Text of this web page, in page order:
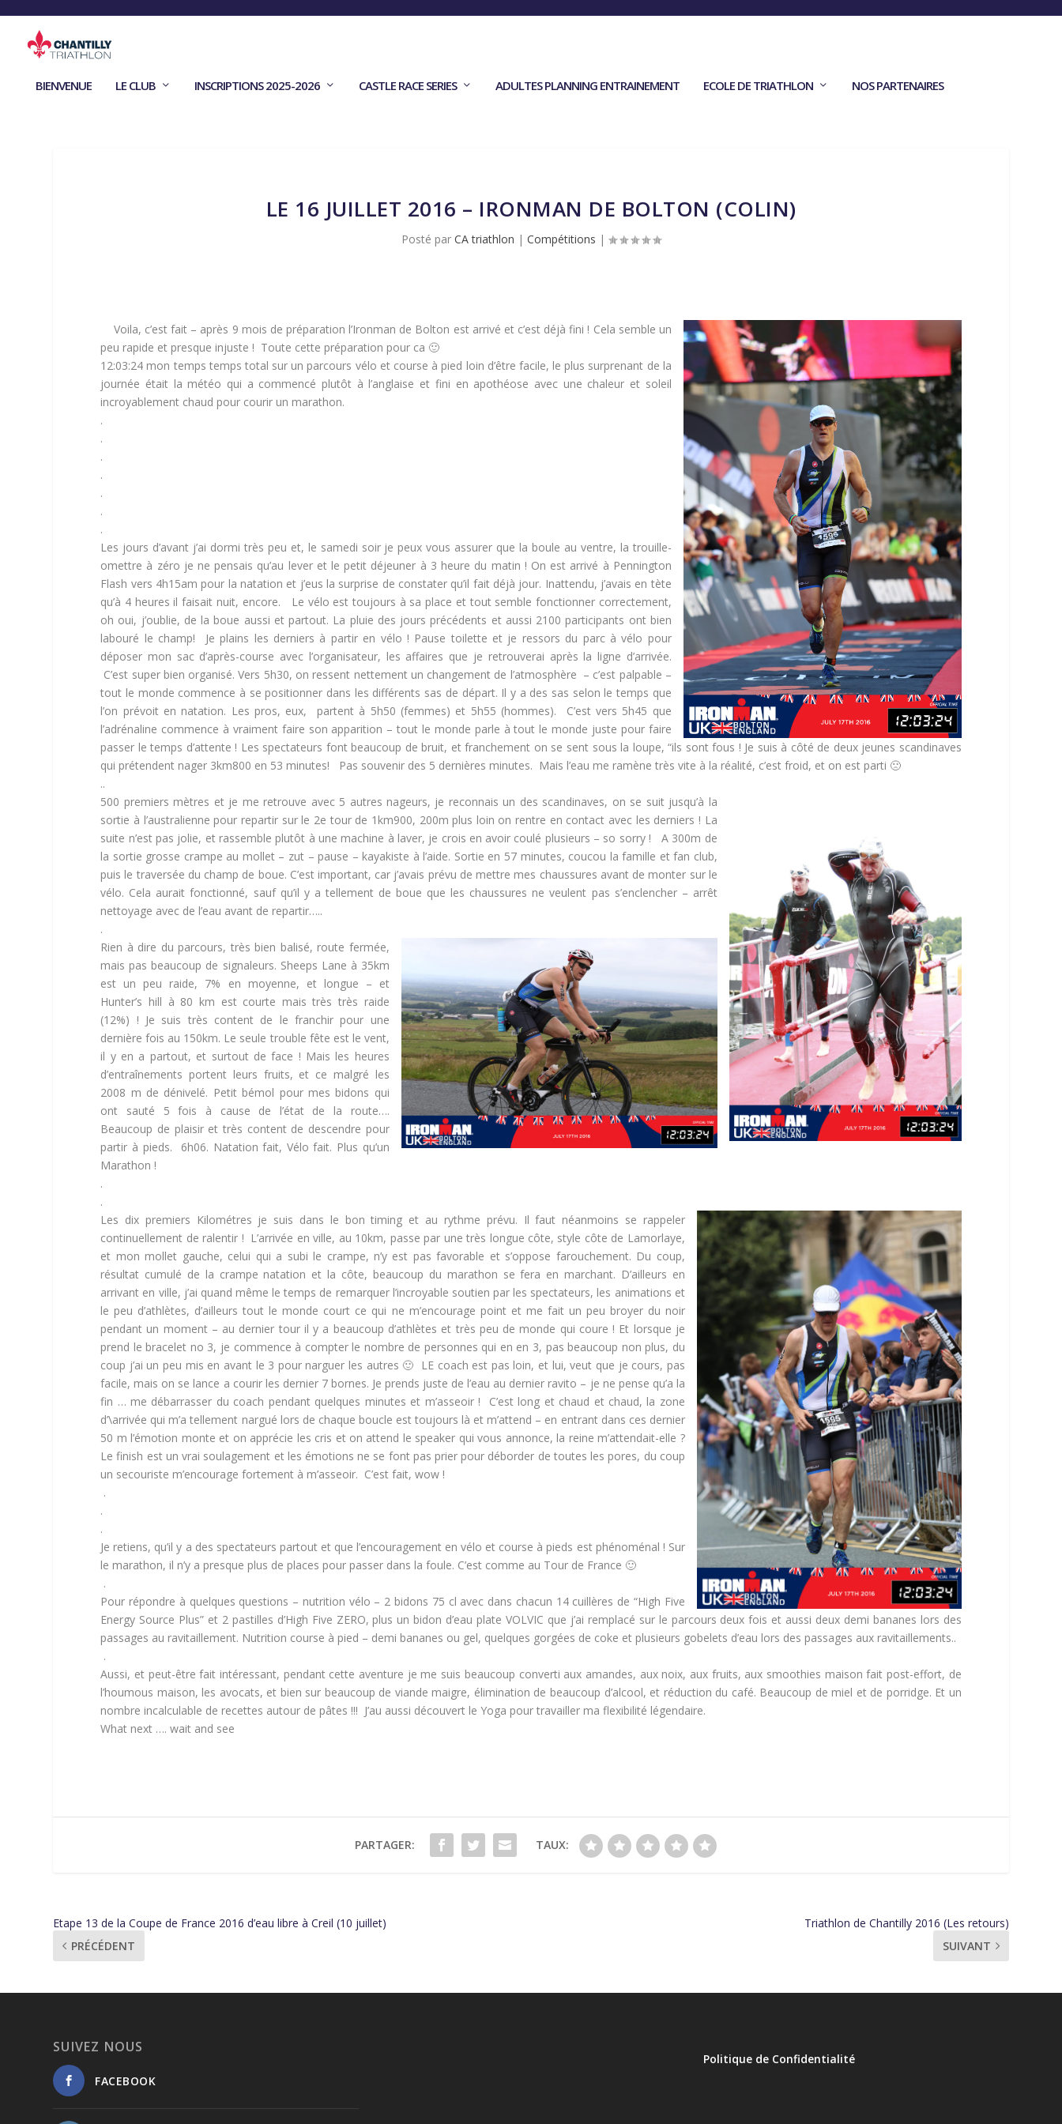
BIENVENUE LE CLUB INSCRIPTIONS 2025-2026 CASTLE RACE SERIES ADULTES PLANNING ENTRAINEMENT ECOLE DE TRIATHLON NOS PARTENAIRES
LE 16 JUILLET 2016 – IRONMAN DE BOLTON (COLIN)
Posté par CA triathlon | Compétitions |
Voila, c’est fait – après 9 mois de préparation l’Ironman de Bolton est arrivé et c’est déjà fini ! Cela semble un
peu rapide et presque injuste ! Toute cette préparation pour ca 🙂
12:03:24 mon temps temps total sur un parcours vélo et course à pied loin d’être facile, le plus surprenant de la
journée était la météo qui a commencé plutôt à l’anglaise et fini en apothéose avec une chaleur et soleil
incroyablement chaud pour courir un marathon.
.
.
.
.
.
.
.
Les jours d’avant j’ai dormi très peu et, le samedi soir je peux vous assurer que la boule au ventre, la trouille-
omettre à zéro je ne pensais qu’au lever et le petit déjeuner à 3 heure du matin ! On est arrivé à Pennington
Flash vers 4h15am pour la natation et j’eus la surprise de constater qu’il fait déjà jour. Inattendu, j’avais en tète
qu’à 4 heures il faisait nuit, encore. Le vélo est toujours à sa place et tout semble fonctionner correctement,
oh oui, j’oublie, de la boue aussi et partout. La pluie des jours précédents et aussi 2100 participants ont bien
labouré le champ! Je plains les derniers à partir en vélo ! Pause toilette et je ressors du parc à vélo pour
déposer mon sac d’après-course avec l’organisateur, les affaires que je retrouverai après la ligne d’arrivée.
C’est super bien organisé. Vers 5h30, on ressent nettement un changement de l’atmosphère – c’est palpable –
tout le monde commence à se positionner dans les différents sas de départ. Il y a des sas selon le temps que
l’on prévoit en natation. Les pros, eux, partent à 5h50 (femmes) et 5h55 (hommes). C’est vers 5h45 que
l’adrénaline commence à vraiment faire son apparition – tout le monde parle à tout le monde juste pour faire
passer le temps d’attente ! Les spectateurs font beaucoup de bruit, et franchement on se sent sous la loupe, “ils sont fous ! Je suis à côté de deux jeunes scandinaves
qui prétendent nager 3km800 en 53 minutes! Pas souvenir des 5 dernières minutes. Mais l’eau me ramène très vite à la réalité, c’est froid, et on est parti 🙁
..
500 premiers mètres et je me retrouve avec 5 autres nageurs, je reconnais un des scandinaves, on se suit jusqu’à la
sortie à l’australienne pour repartir sur le 2e tour de 1km900, 200m plus loin on rentre en contact avec les derniers ! La
suite n’est pas jolie, et rassemble plutôt à une machine à laver, je crois en avoir coulé plusieurs – so sorry ! A 300m de
la sortie grosse crampe au mollet – zut – pause – kayakiste à l’aide. Sortie en 57 minutes, coucou la famille et fan club,
puis le traversée du champ de boue. C’est important, car j’avais prévu de mettre mes chaussures avant de monter sur le
vélo. Cela aurait fonctionné, sauf qu’il y a tellement de boue que les chaussures ne veulent pas s’enclencher – arrêt
nettoyage avec de l’eau avant de repartir…..
.
Rien à dire du parcours, très bien balisé, route fermée,
mais pas beaucoup de signaleurs. Sheeps Lane à 35km
est un peu raide, 7% en moyenne, et longue – et
Hunter’s hill à 80 km est courte mais très très raide
(12%) ! Je suis très content de le franchir pour une
dernière fois au 150km. Le seule trouble fête est le vent,
il y en a partout, et surtout de face ! Mais les heures
d’entraînements portent leurs fruits, et ce malgré les
2008 m de dénivelé. Petit bémol pour mes bidons qui
ont sauté 5 fois à cause de l’état de la route….
Beaucoup de plaisir et très content de descendre pour
partir à pieds. 6h06. Natation fait, Vélo fait. Plus qu’un
Marathon !
.
.
Les dix premiers Kilométres je suis dans le bon timing et au rythme prévu. Il faut néanmoins se rappeler
continuellement de ralentir ! L’arrivée en ville, au 10km, passe par une très longue côte, style côte de Lamorlaye,
et mon mollet gauche, celui qui a subi le crampe, n’y est pas favorable et s’oppose farouchement. Du coup,
résultat cumulé de la crampe natation et la côte, beaucoup du marathon se fera en marchant. D’ailleurs en
arrivant en ville, j’ai quand même le temps de remarquer l’incroyable soutien par les spectateurs, les animations et
le peu d’athlètes, d’ailleurs tout le monde court ce qui ne m’encourage point et me fait un peu broyer du noir
pendant un moment – au dernier tour il y a beaucoup d’athlètes et très peu de monde qui coure ! Et lorsque je
prend le bracelet no 3, je commence à compter le nombre de personnes qui en en 3, pas beaucoup non plus, du
coup j’ai un peu mis en avant le 3 pour narguer les autres 🙂 LE coach est pas loin, et lui, veut que je cours, pas
facile, mais on se lance a courir les dernier 7 bornes. Je prends juste de l’eau au dernier ravito – je ne pense qu’a la
fin … me débarrasser du coach pendant quelques minutes et m’asseoir ! C’est long et chaud et chaud, la zone
d’\arrivée qui m’a tellement nargué lors de chaque boucle est toujours là et m’attend – en entrant dans ces dernier
50 m l’émotion monte et on apprécie les cris et on attend le speaker qui vous annonce, la reine m’attendait-elle ?
Le finish est un vrai soulagement et les émotions ne se font pas prier pour déborder de toutes les pores, du coup
un secouriste m’encourage fortement à m’asseoir. C’est fait, wow !
.
.
.
Je retiens, qu’il y a des spectateurs partout et que l’encouragement en vélo et course à pieds est phénoménal ! Sur
le marathon, il n’y a presque plus de places pour passer dans la foule. C’est comme au Tour de France 🙂
.
Pour répondre à quelques questions – nutrition vélo – 2 bidons 75 cl avec dans chacun 14 cuillères de “High Five
Energy Source Plus” et 2 pastilles d’High Five ZERO, plus un bidon d’eau plate VOLVIC que j’ai remplacé sur le parcours deux fois et aussi deux demi bananes lors des
passages au ravitaillement. Nutrition course à pied – demi bananes ou gel, quelques gorgées de coke et plusieurs gobelets d’eau lors des passages aux ravitaillements..
.
Aussi, et peut-être fait intéressant, pendant cette aventure je me suis beaucoup converti aux amandes, aux noix, aux fruits, aux smoothies maison fait post-effort, de
l’houmous maison, les avocats, et bien sur beaucoup de viande maigre, élimination de beaucoup d’alcool, et réduction du café. Beaucoup de miel et de porridge. Et un
nombre incalculable de recettes autour de pâtes !!! J’au aussi découvert le Yoga pour travailler ma flexibilité légendaire.
What next …. wait and see
PARTAGER: TAUX:
Etape 13 de la Coupe de France 2016 d’eau libre à Creil (10 juillet)
PRÉCÉDENT
Triathlon de Chantilly 2016 (Les retours)
SUIVANT
SUIVEZ NOUS
FACEBOOK
Politique de Confidentialité